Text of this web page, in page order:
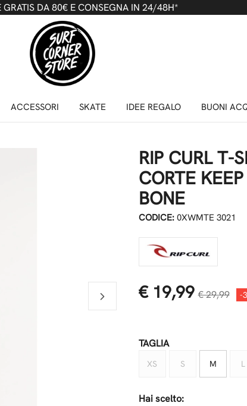
GRATIS DA 80€ E CONSEGNA IN 24/48H*
ACCESSORI SKATE IDEE REGALO BUONI
RIP CURL T-
CORTE
BONE
CODICE:0XWMTE 3021
€ 19,99 € 29,99 -
TAGLIA
XS S M L
Hai scelto: